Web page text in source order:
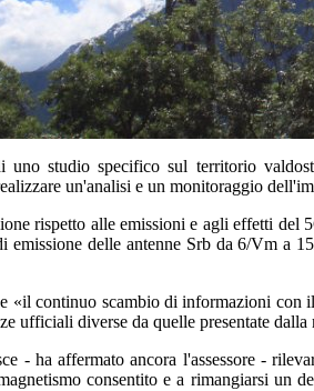
studio specifico sul territorio
un'analisi e un monitoraggio
rispetto alle emissioni e agli effetti
delle antenne Srb da 6/Vm a
«il continuo scambio di informazioni
ufficiali diverse da quelle presentate
- ha affermato ancora l'assessore -
consentito e a rimangiarsi